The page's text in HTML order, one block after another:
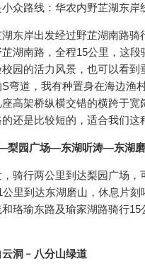
众路线：华农内野芷湖东
东岸出发经过野芷湖南路
湖南路，全程15公里，这
园的活力风景，也可以看
弯道，我有种置身在海边渔
高架桥纵横交错的横跨于
还是比较短的，适合我们这
梨园广场—东湖听涛—东湖
骑行两公里到达梨园广场
里到达东湖磨山，休息片
珞瑜东路及瑜家湖路骑行
洞﹣八分山绿道